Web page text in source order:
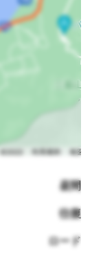
昼間
往復
ロード